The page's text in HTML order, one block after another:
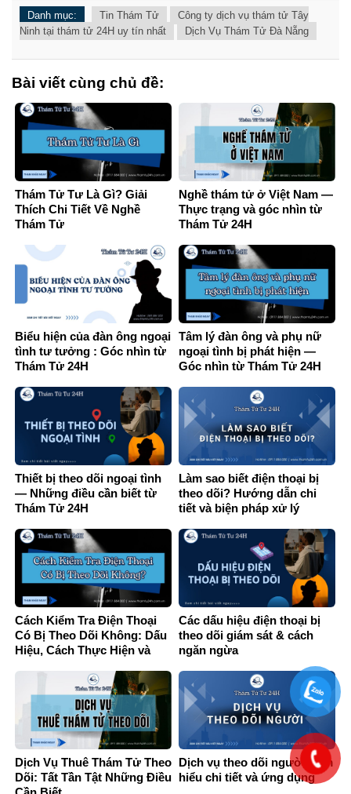
Danh mục: Tin Thám Tử
Công ty dịch vụ thám tử Tây
Ninh tại thám tử 24H uy tín nhất
Dịch Vụ Thám Tử Đà Nẵng
Bài viết cùng chủ đề:
Thám Tử Tư Là Gì? Giải
Thích Chi Tiết Về Nghề
Thám Tử
Nghề thám tử ở Việt Nam —
Thực trạng và góc nhìn từ
Thám Tử 24H
Biểu hiện của đàn ông ngoại
tình tư tưởng : Góc nhìn từ
Thám Tử 24H
Tâm lý đàn ông và phụ nữ
ngoại tình bị phát hiện —
Góc nhìn từ Thám Tử 24H
Thiết bị theo dõi ngoại tình
— Những điều cần biết từ
Thám Tử 24H
Làm sao biết điện thoại bị
theo dõi? Hướng dẫn chi
tiết và biện pháp xử lý
Cách Kiểm Tra Điện Thoại
Có Bị Theo Dõi Không: Dấu
Hiệu, Cách Thực Hiện và
Các dấu hiệu điện thoại bị
theo dõi giám sát & cách
ngăn ngừa
Dịch Vụ Thuê Thám Tử Theo
Dõi: Tất Tần Tật Những Điều
Dịch vụ theo dõi người: Tìm
hiểu chi tiết và ứng dụng